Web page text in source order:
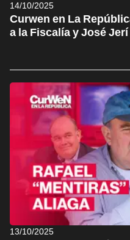
14/10/2025
Curwen en La
a la Fiscalía y José
13/10/2025